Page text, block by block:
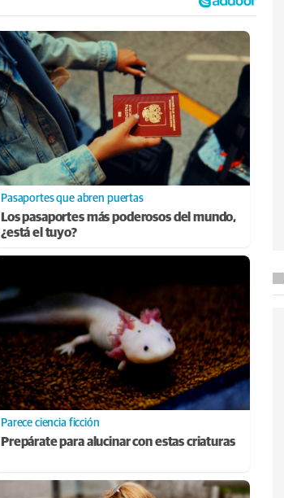
Pasaportes que abren puertas
Los pasaportes más poderosos del mundo,
¿está el tuyo?
Parece ciencia ficción
Prepárate para alucinar con estas criaturas